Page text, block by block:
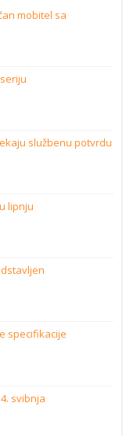
mobitel sa
službenu potvrdu
lipnju
specifikacije
svibnja